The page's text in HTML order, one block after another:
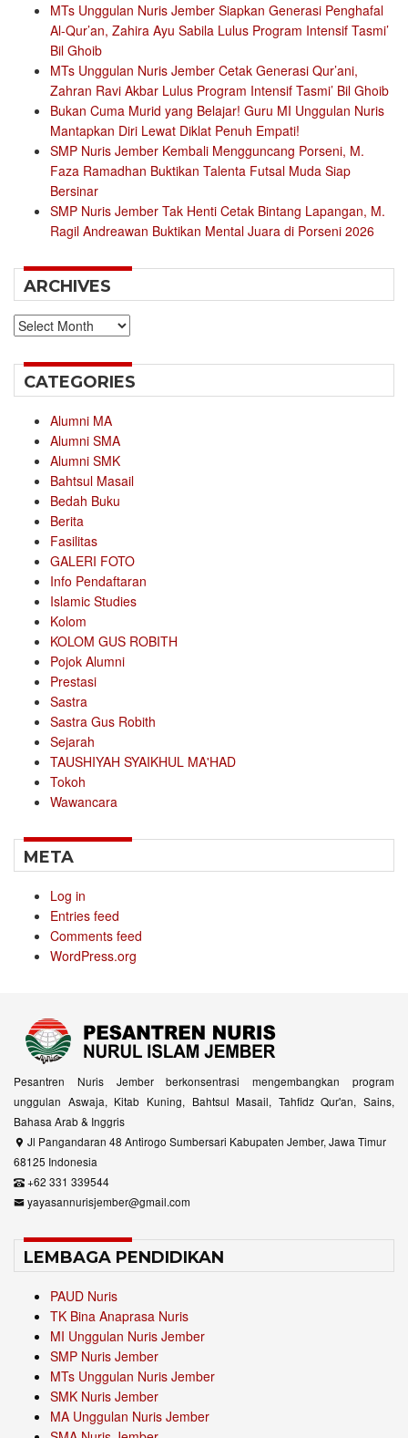
MTs Unggulan Nuris Jember Siapkan Generasi Penghafal
Al-Qur’an, Zahira Ayu Sabila Lulus Program Intensif Tasmi’
Bil Ghoib
MTs Unggulan Nuris Jember Cetak Generasi Qur’ani,
Zahran Ravi Akbar Lulus Program Intensif Tasmi’ Bil Ghoib
Bukan Cuma Murid yang Belajar! Guru MI Unggulan Nuris
Mantapkan Diri Lewat Diklat Penuh Empati!
SMP Nuris Jember Kembali Mengguncang Porseni, M.
Faza Ramadhan Buktikan Talenta Futsal Muda Siap
Bersinar
SMP Nuris Jember Tak Henti Cetak Bintang Lapangan, M.
Ragil Andreawan Buktikan Mental Juara di Porseni 2026
ARCHIVES
Archives
CATEGORIES
Alumni MA
Alumni SMA
Alumni SMK
Bahtsul Masail
Bedah Buku
Berita
Fasilitas
GALERI FOTO
Info Pendaftaran
Islamic Studies
Kolom
KOLOM GUS ROBITH
Pojok Alumni
Prestasi
Sastra
Sastra Gus Robith
Sejarah
TAUSHIYAH SYAIKHUL MA'HAD
Tokoh
Wawancara
META
Log in
Entries feed
Comments feed
WordPress.org
Pesantren Nuris Jember berkonsentrasi mengembangkan program
unggulan Aswaja, Kitab Kuning, Bahtsul Masail, Tahfidz Qur'an, Sains,
Bahasa Arab & Inggris
Jl Pangandaran 48 Antirogo Sumbersari Kabupaten Jember, Jawa Timur
68125 Indonesia
+62 331 339544
yayasannurisjember@gmail.com
LEMBAGA PENDIDIKAN
PAUD Nuris
TK Bina Anaprasa Nuris
MI Unggulan Nuris Jember
SMP Nuris Jember
MTs Unggulan Nuris Jember
SMK Nuris Jember
MA Unggulan Nuris Jember